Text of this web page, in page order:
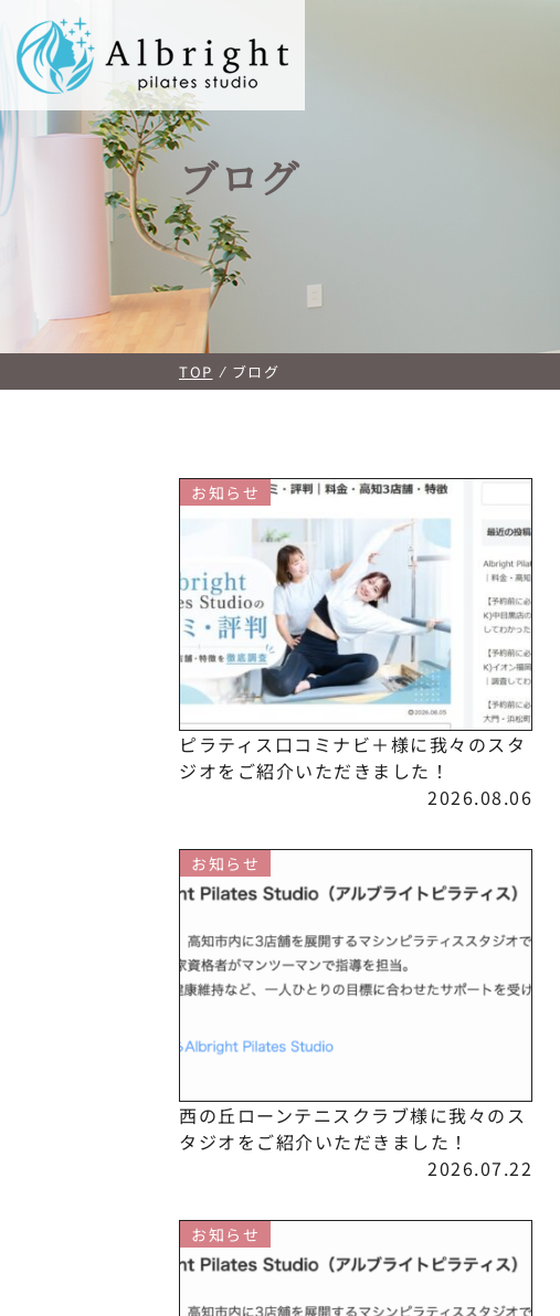
ブログ
TOP ⁄ ブログ
お知らせ
ピラティス口コミナビ＋様に我々のスタ
ジオをご紹介いただきました！
2026.08.06
お知らせ
西の丘ローンテニスクラブ様に我々のス
タジオをご紹介いただきました！
2026.07.22
お知らせ